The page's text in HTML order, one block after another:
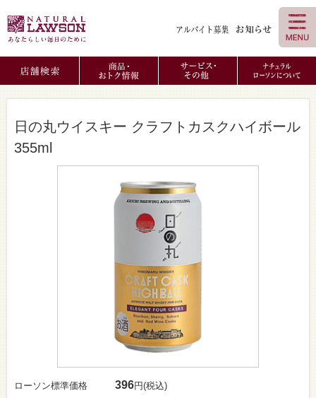
日の丸ウイスキー クラフトカスクハイボール
355ml
ローソン標準価格 396円(税込)